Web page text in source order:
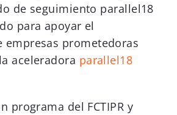
de seguimiento parallel18
para apoyar el
empresas prometedoras
aceleradora parallel18
programa del FCTIPR y